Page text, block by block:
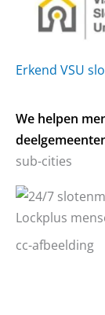
Erkend VSU
We helpen
sub-cities
cc-afbeelding